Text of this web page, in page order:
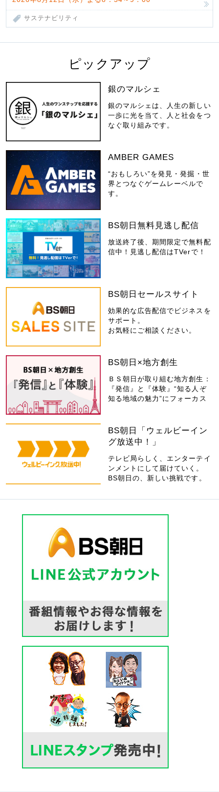
サステナビリティ
ピックアップ
銀のマルシェ
銀のマルシェは、人生の新しい
一歩に光を当て、人と社会をつ
なぐ取り組みです。
AMBER GAMES
“おもしろい”を発見・発掘・世
界とつなぐゲームレーベルで
す。
BS朝日無料見逃し配信
放送終了後、期間限定で無料配
信中！見逃し配信はTVerで！
BS朝日セールスサイト
効果的な広告配信でビジネスを
サポート。
お気軽にご相談ください。
BS朝日×地方創生
ＢＳ朝日が取り組む地方創生：
『発信』と『体験』“知る人ぞ
知る地域の魅力”にフォーカス
BS朝日「ウェルビーイン
グ放送中！」
テレビ局らしく、エンターテイ
ンメントにして届けていく。
BS朝日の、新しい挑戦です。